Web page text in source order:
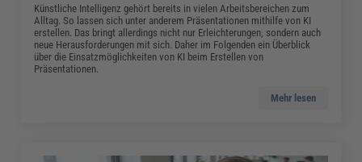
Künstliche Intelligenz gehört bereits in vielen Arbeitsbereichen zum
Alltag. So lassen sich unter anderem Präsentationen mithilfe von KI
erstellen. Das bringt allerdings nicht nur Erleichterungen, sondern auch
neue Herausforderungen mit sich. Daher im Folgenden ein Überblick
über die Einsatzmöglichkeiten von KI beim Erstellen von
Präsentationen.
Mehr lesen